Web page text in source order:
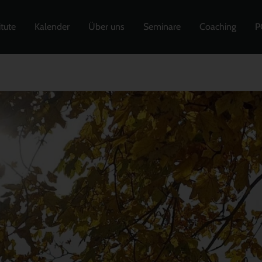
Kalender Über uns Seminare Coaching